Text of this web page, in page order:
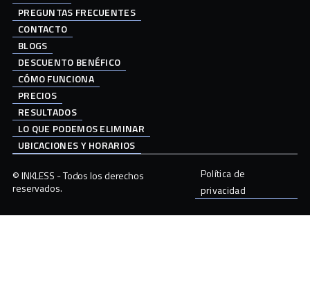
CÓMO FUNCIONA
PRECIOS
RESULTADOS
LO QUE PODEMOS ELIMINAR
UBICACIONES Y HORARIOS
PREGUNTAS FRECUENTES
CONTACTO
BLOGS
DESCUENTO BENÉFICO
© INKLESS - Todos los derechos
reservados.
Política de
privacidad